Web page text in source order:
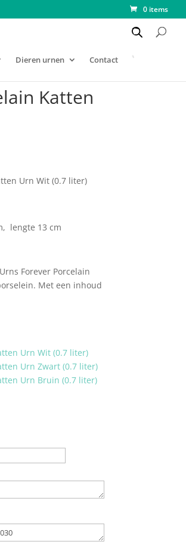
0 items
Dieren urnen Contact
Katten
Urn Wit (0.7 liter)
lengte 13 cm
Forever Porcelain
Met een inhoud